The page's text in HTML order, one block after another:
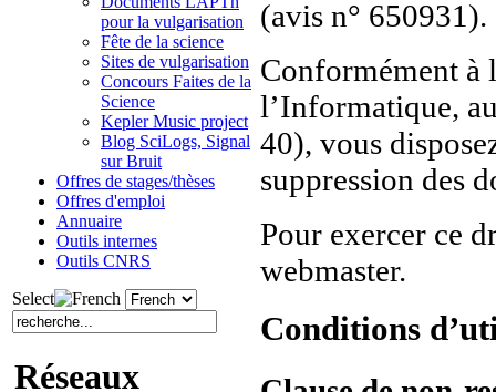
pour la vulgarisation
Fête de la science
Sites de vulgarisation
Concours Faites de la
Science
Kepler Music project
Blog SciLogs, Signal
sur Bruit
Offres de stages/thèses
Offres d'emploi
Annuaire
Outils internes
Outils CNRS
Select
Réseaux
(avis n° 650931).
Conformément à
l’Informatique,
40), vous
suppression des
Pour exercer ce
webmaster.
Conditions